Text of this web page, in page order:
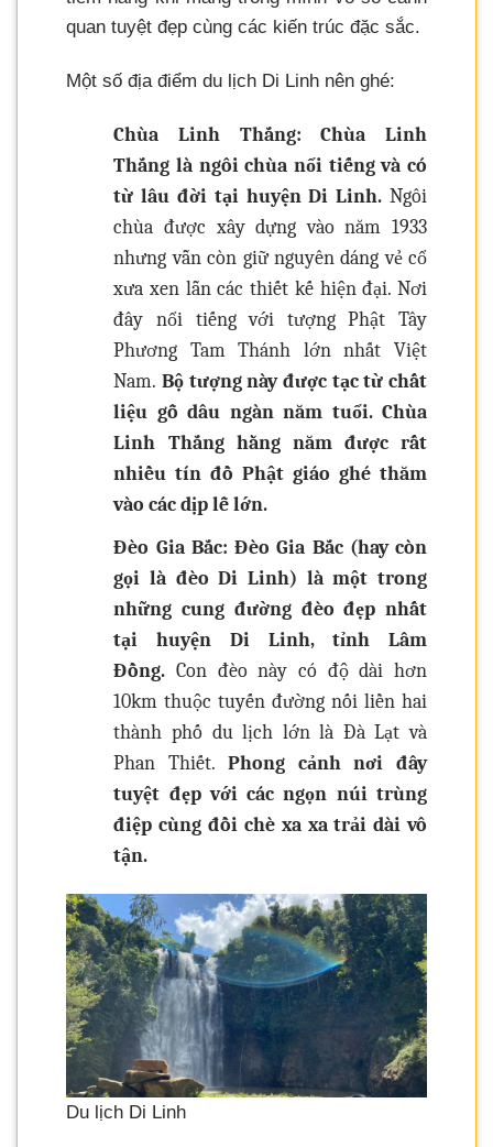
quan tuyệt đẹp cùng các kiến trúc đặc sắc.
Một số địa điểm du lịch Di Linh nên ghé:
Chùa Linh Thắng: Chùa Linh
Thắng là ngôi chùa nổi tiếng và có
từ lâu đời tại huyện Di Linh. Ngôi
chùa được xây dựng vào năm 1933
nhưng vẫn còn giữ nguyên dáng vẻ cổ
xưa xen lẫn các thiết kế hiện đại. Nơi
đây nổi tiếng với tượng Phật Tây
Phương Tam Thánh lớn nhất Việt
Nam.Bộ tượng này được tạc từ chất
liệu gỗ dâu ngàn năm tuổi. Chùa
Linh Thắng hằng năm được rất
nhiều tín đồ Phật giáo ghé thăm
vào các dịp lễ lớn.
Đèo Gia Bắc: Đèo Gia Bắc (hay còn
gọi là đèo Di Linh) là một trong
những cung đường đèo đẹp nhất
tại huyện Di Linh, tỉnh Lâm
Đồng. Con đèo này có độ dài hơn
10km thuộc tuyến đường nối liền hai
thành phố du lịch lớn là Đà Lạt và
Phan Thiết.Phong cảnh nơi đây
tuyệt đẹp với các ngọn núi trùng
điệp cùng đồi chè xa xa trải dài vô
tận.
Du lịch Di Linh